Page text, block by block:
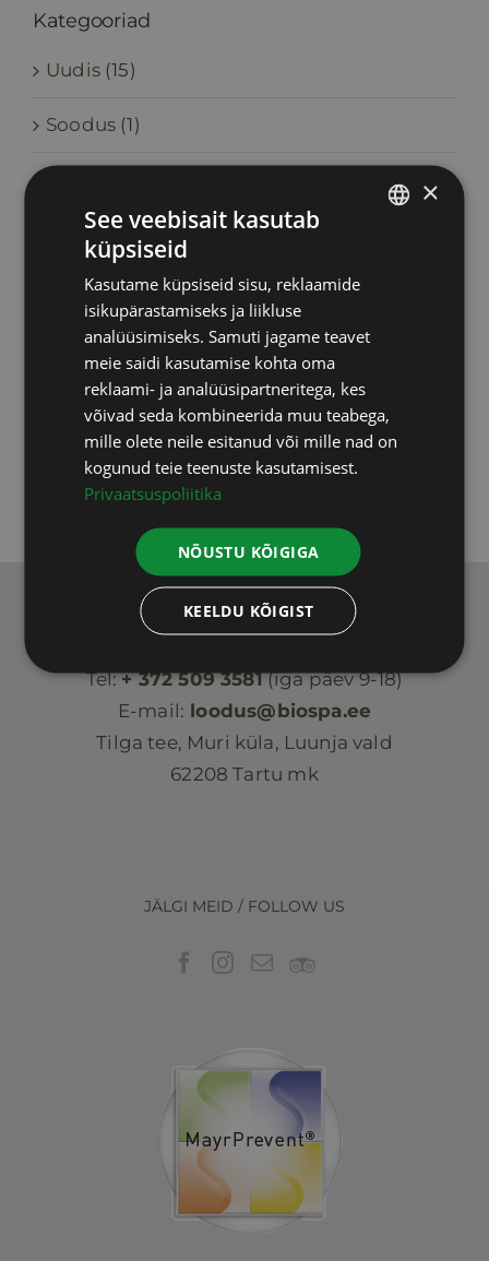
Kategooriad
Uudis (15)
Soodus (1)
Upgraders (6)
Vastuvõtud (2)
Testid, uuringud (9)
Varia (5)
Koolitused (3)
Loodus BIOSPA
Tel:+ 372 509 3581(iga päev 9-18)
E-mail: loodus@biospa.ee
Tilga tee, Muri küla, Luunja vald
62208 Tartu mk
JÄLGI MEID / FOLLOW US
×
See veebisait kasutab
küpsiseid
Kasutame küpsiseid sisu, reklaamide
isikupärastamiseks ja liikluse
analüüsimiseks. Samuti jagame teavet
meie saidi kasutamise kohta oma
reklaami- ja analüüsipartneritega, kes
võivad seda kombineerida muu teabega,
mille olete neile esitanud või mille nad on
kogunud teie teenuste kasutamisest.
Privaatsuspoliitika
NÕUSTU KÕIGIGA
KEELDU KÕIGIST